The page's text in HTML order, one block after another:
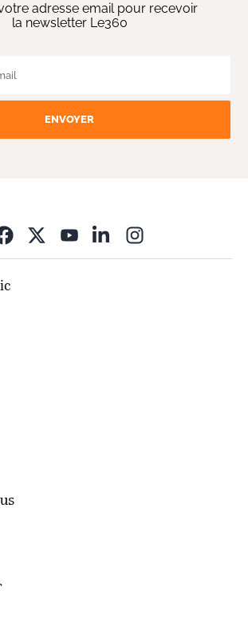
adresse email pour recevoir
la newsletter Le360
ENVOYER